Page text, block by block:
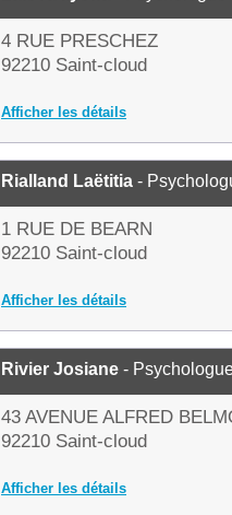
4 RUE PRESCHEZ
92210 Saint-cloud
Afficher les détails
Rialland Laëtitia -
1 RUE DE BEARN
92210 Saint-cloud
Afficher les détails
Rivier Josiane -
43 AVENUE ALFRED
92210 Saint-cloud
Afficher les détails